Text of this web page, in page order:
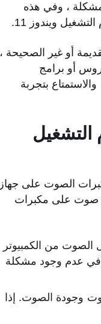
، وفي هذه
ويندوز 11.
أو غير الصحيحة ،
أو برامج
بتجربة
الصوت على جهاز
لأي صوت على مكبرات
من الكمبيوتر
في عدم وجود مشكلة
وجودة الصوت. إذا